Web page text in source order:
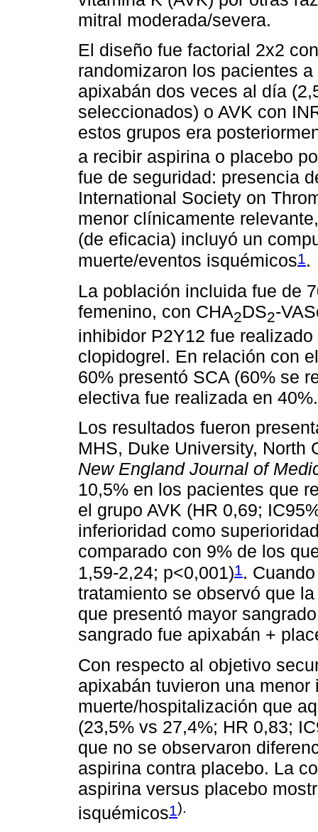
mitral moderada/severa.
El diseño fue factorial 2x2
randomizaron los pacientes
apixabán dos veces al día
seleccionados) o AVK con
estos grupos era
a recibir aspirina o placebo
fue de seguridad: presencia
International Society on
menor clínicamente
(de eficacia) incluyó un
muerte/eventos isquémicos1 .
La población incluida fue de
femenino, con CHA2DS2-
inhibidor P2Y12 fue
clopidogrel. En relación con
60% presentó SCA (60% se
electiva fue realizada en 40%.
Los resultados fueron
MHS, Duke University, North
New England Journal of
10,5% en los pacientes que
el grupo AVK (HR 0,69;
inferioridad como
comparado con 9% de los
1,59-2,24; p<0,001)1.
tratamiento se observó que
que presentó mayor
sangrado fue apixabán +
Con respecto al objetivo
apixabán tuvieron una
muerte/hospitalización que
(23,5% vs 27,4%; HR 0,83;
que no se observaron
aspirina contra placebo. La
aspirina versus placebo
isquémicos1).